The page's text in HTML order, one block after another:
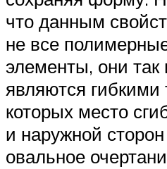
что данным
не все
элементы, они так
являются гибкими
которых место
и наружной
овальное